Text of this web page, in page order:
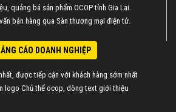
quảng bá sản phẩm OCOP tỉnh Gia Lai.
bán hàng qua Sàn thương mại điện tử.
CÁO DOANH NGHIỆP
được tiếp cận với khách hàng sớm nhất
logo Chủ thể ocop, dòng text giới thiệu